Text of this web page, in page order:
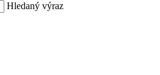
Hledaný výraz